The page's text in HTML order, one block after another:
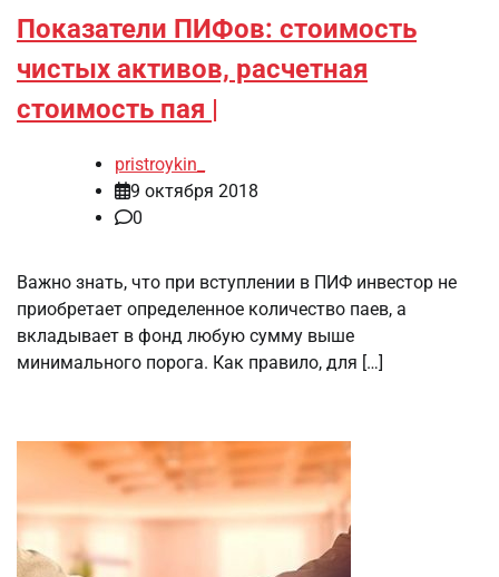
Показатели ПИФов: стоимость
чистых активов, расчетная
стоимость пая |
pristroykin_
9 октября 2018
0
Важно знать, что при вступлении в ПИФ инвестор не
приобретает определенное количество паев, а
вкладывает в фонд любую сумму выше
минимального порога. Как правило, для […]